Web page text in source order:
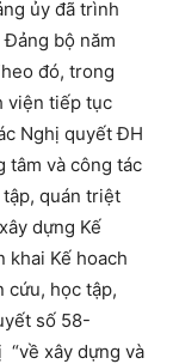
ủy đã trình
bộ năm
đó, trong
viện tiếp tục
Nghị quyết ĐH
tâm và công tác
quán triệt
dựng Kế
khai Kế hoach
cứu, học tập,
số 58-
“về xây dựng và